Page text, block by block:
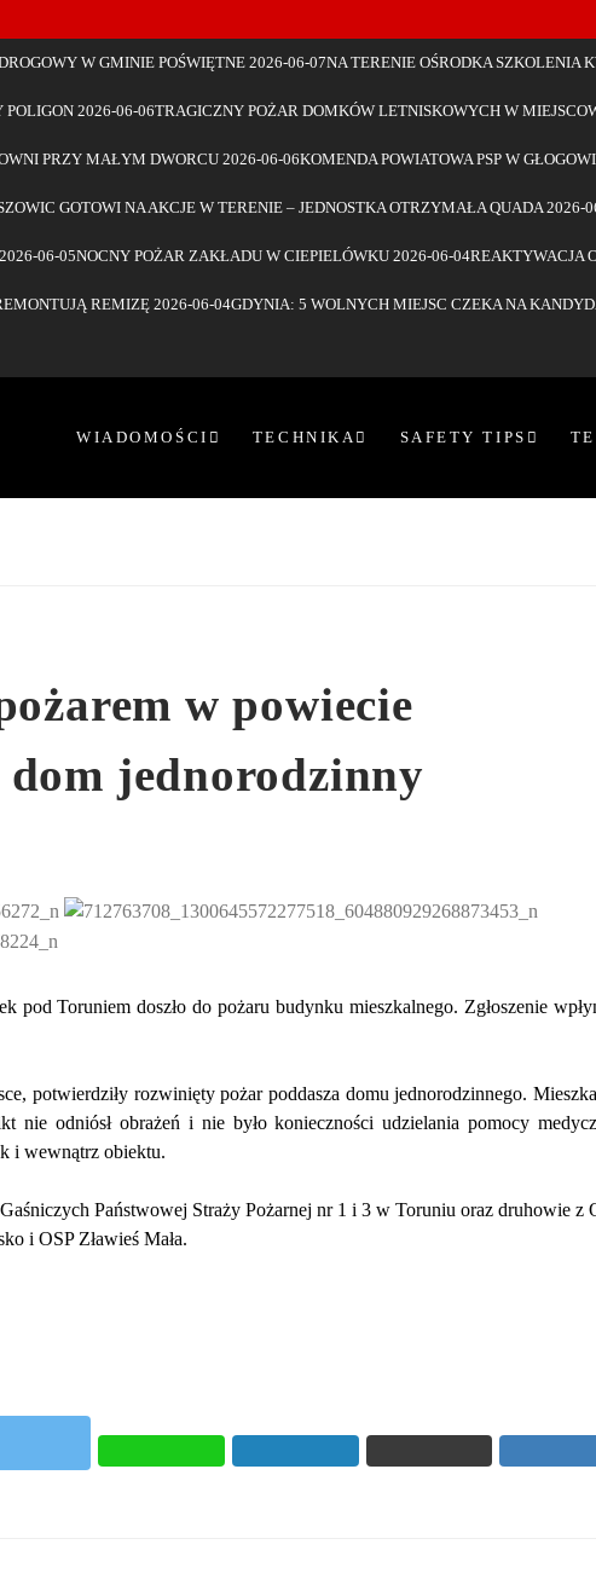
W GMINIE POŚWIĘTNE2026-06-07NA TERENIE OŚRODKA SZKOLENIA
POLIGON2026-06-06TRAGICZNY POŻAR DOMKÓW LETNISKOWYCH W
PRZY MAŁYM DWORCU 2026-06-06KOMENDA POWIATOWA PSP W
GOTOWI NA AKCJE W TERENIE – JEDNOSTKA OTRZYMAŁA QUADA 2026-
2026-06-05NOCNY POŻAR ZAKŁADU W CIEPIELÓWKU 2026-06-04REAKTYWACJA
REMIZĘ 2026-06-04GDYNIA: 5 WOLNYCH MIEJSC CZEKA NA
WIADOMOŚCI TECHNIKA SAFETY TIPS
w powiecie
dom jednorodzinny
pod Toruniem doszło do pożaru budynku mieszkalnego. Zgłoszenie
potwierdziły rozwinięty pożar poddasza domu jednorodzinnego.
nie odniósł obrażeń i nie było konieczności udzielania pomocy
i wewnątrz obiektu.
Państwowej Straży Pożarnej nr 1 i 3 w Toruniu oraz druhowie z
i OSP Zławieś Mała.